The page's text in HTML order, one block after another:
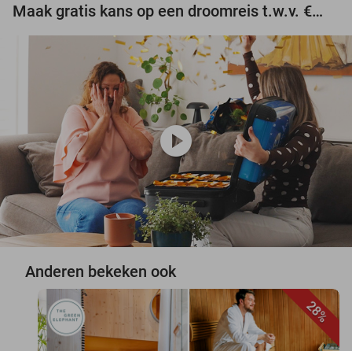
Maak gratis kans op een droomreis t.w.v. €3.000!
play_circle
Anderen bekeken ook
28%